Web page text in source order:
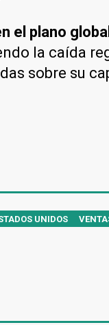
el plano global
la caída
sobre su
UNIDOS